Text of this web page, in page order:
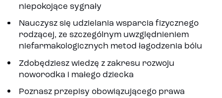
niepokojące sygnały
Nauczysz się udzielania wsparcia fizycznego
rodzącej, ze szczególnym uwzględnieniem
niefarmakologicznych metod łagodzenia bólu
Zdobędziesz wiedzę z zakresu rozwoju
noworodka i małego dziecka
Poznasz przepisy obowiązującego prawa